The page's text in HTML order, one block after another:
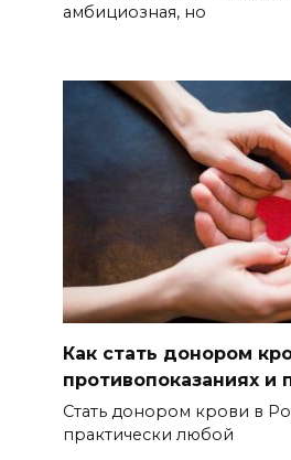
амбициозная, но
Как стать донором
противопоказаниях и
Стать донором крови в
практически любой